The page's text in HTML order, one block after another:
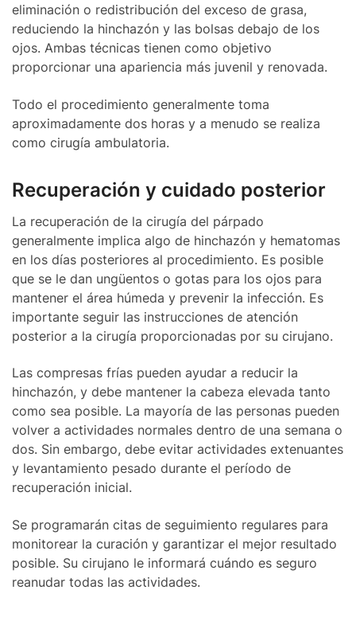
eliminación o redistribución del exceso de grasa,
reduciendo la hinchazón y las bolsas debajo de los
ojos. Ambas técnicas tienen como objetivo
proporcionar una apariencia más juvenil y renovada.
Todo el procedimiento generalmente toma
aproximadamente dos horas y a menudo se realiza
como cirugía ambulatoria.
Recuperación y cuidado posterior
La recuperación de la cirugía del párpado
generalmente implica algo de hinchazón y hematomas
en los días posteriores al procedimiento. Es posible
que se le dan ungüentos o gotas para los ojos para
mantener el área húmeda y prevenir la infección. Es
importante seguir las instrucciones de atención
posterior a la cirugía proporcionadas por su cirujano.
Las compresas frías pueden ayudar a reducir la
hinchazón, y debe mantener la cabeza elevada tanto
como sea posible. La mayoría de las personas pueden
volver a actividades normales dentro de una semana o
dos. Sin embargo, debe evitar actividades extenuantes
y levantamiento pesado durante el período de
recuperación inicial.
Se programarán citas de seguimiento regulares para
monitorear la curación y garantizar el mejor resultado
posible. Su cirujano le informará cuándo es seguro
reanudar todas las actividades.